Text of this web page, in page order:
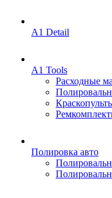
A1 Detail
A1 Tools
Расходные
Полировка авто